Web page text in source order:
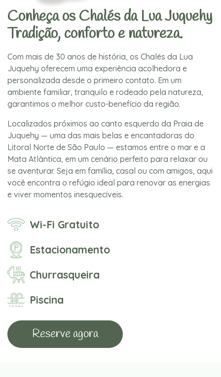
Conheça os Chalés da Lua Juquehy
Tradição, conforto e natureza.
Com mais de 30 anos de história, os Chalés da Lua
Juquehy oferecem uma experiência acolhedora e
personalizada desde o primeiro contato. Em um
ambiente familiar, tranquilo e rodeado pela natureza,
garantimos o melhor custo-benefício da região.
Localizados próximos ao canto esquerdo da Praia de
Juquehy — uma das mais belas e encantadoras do
Litoral Norte de São Paulo — estamos entre o mar e a
Mata Atlântica, em um cenário perfeito para relaxar ou
se aventurar. Seja em família, casal ou com amigos, aqui
você encontra o refúgio ideal para renovar as energias
e viver momentos inesquecíveis.
Wi-Fi Gratuito
Estacionamento
Churrasqueira
Piscina
Reserve agora